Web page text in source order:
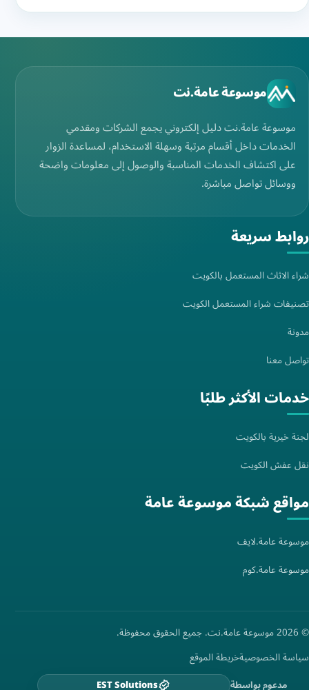
موسوعة عامة.نت
موسوعة عامة.نت دليل إلكتروني يجمع الشركات ومقدمي
الخدمات داخل أقسام مرتبة وسهلة الاستخدام، لمساعدة الزوار
على اكتشاف الخدمات المناسبة والوصول إلى معلومات واضحة
ووسائل تواصل مباشرة.
روابط سريعة
شراء الاثاث المستعمل بالكويت
تصنيفات شراء المستعمل الكويت
مدونة
تواصل معنا
خدمات الأكثر طلبًا
لجنة خيرية بالكويت
نقل عفش الكويت
مواقع شبكة موسوعة عامة
موسوعة عامة.لايف
موسوعة عامة.كوم
© 2026 موسوعة عامة.نت. جميع الحقوق محفوظة.
سياسة الخصوصيةخريطة الموقع
مدعوم بواسطة EST Solutions